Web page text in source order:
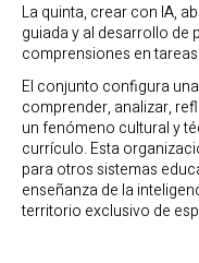
La quinta, crear con IA,
guiada y al desarrollo de
comprensiones en
El conjunto configura
comprender, analizar,
un fenómeno cultural y
currículo. Esta
para otros sistemas
enseñanza de la
territorio exclusivo de